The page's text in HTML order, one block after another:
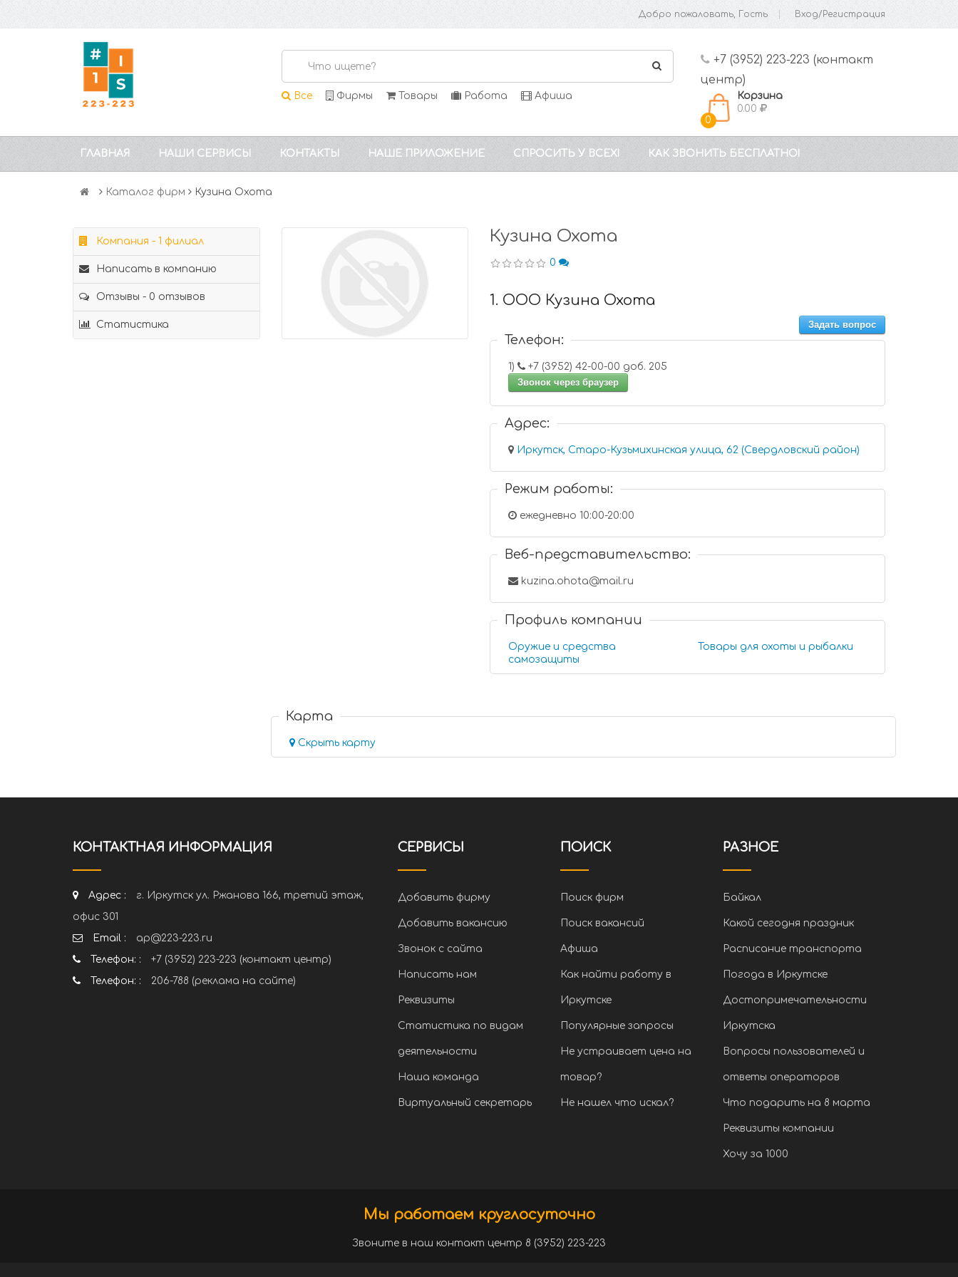
Добро пожаловать, Гость Вход/Регистрация
Все Фирмы Товары Работа Афиша
+7 (3952) 223-223 (контакт
центр)
0
Корзина
0.00
ГЛАВНАЯ НАШИ СЕРВИСЫ КОНТАКТЫ НАШЕ ПРИЛОЖЕНИЕ СПРОСИТЬ У ВСЕХ! КАК ЗВОНИТЬ БЕСПЛАТНО!
Каталог фирм Кузина Охота
Компания - 1 филиал
Написать в компанию
Отзывы - 0 отзывов
Статистика
Кузина Охота
0
1. ООО Кузина Охота
Задать вопрос
Телефон:
1)
+7 (3952) 42-00-00 доб. 205
Звонок через браузер
Адрес:
Иркутск, Старо-Кузьмихинская улица, 62 (Свердловский район)
Режим работы:
ежедневно 10:00-20:00
Веб-представительство:
kuzina.ohota@mail.ru
Профиль компании
Оружие и средства
самозащиты
Товары для охоты и рыбалки
Карта
Скрыть карту
КОНТАКТНАЯ ИНФОРМАЦИЯ
Адрес :
г. Иркутск ул. Ржанова 166, третий этаж,
офис 301
Email :
ap@223-223.ru
Телефон: :
+7 (3952) 223-223 (контакт центр)
Телефон: :
206-788 (реклама на сайте)
СЕРВИСЫ
Добавить фирму
Добавить вакансию
Звонок с сайта
Написать нам
Реквизиты
Статистика по видам
деятельности
Наша команда
Виртуальный секретарь
ПОИСК
Поиск фирм
Поиск вакансий
Афиша
Как найти работу в
Иркутске
Популярные запросы
Не устраивает цена на
товар?
Не нашел что искал?
РАЗНОЕ
Байкал
Какой сегодня праздник
Расписание транспорта
Погода в Иркутске
Достопримечательности
Иркутска
Вопросы пользователей и
ответы операторов
Что подарить на 8 марта
Реквизиты компании
Хочу за 1000
Мы работаем круглосуточно
Звоните в наш контакт центр 8 (3952) 223-223